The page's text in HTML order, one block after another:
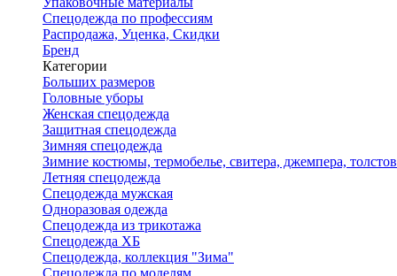
Спецодежда по профессиям
Распродажа, Уценка, Скидки
Бренд
Категории
Больших размеров
Головные уборы
Женская спецодежда
Защитная спецодежда
Зимняя спецодежда
Зимние костюмы, термобелье, свитера, джемпера,
Летняя спецодежда
Спецодежда мужская
Одноразовая одежда
Спецодежда из трикотажа
Спецодежда ХБ
Спецодежда, коллекция "Зима"
Спецодежда по моделям